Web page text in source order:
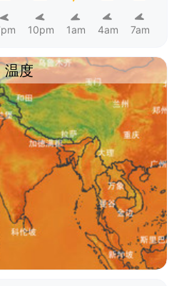
10pm 1am 4am 7am
温度